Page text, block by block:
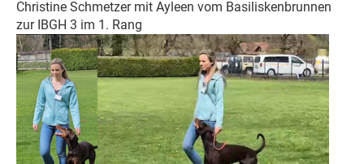
Christine Schmetzer mit Ayleen vom Basiliskenbrunnen
zur IBGH 3 im 1. Rang